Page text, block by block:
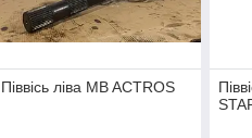
Піввісь ліва MB ACTROS